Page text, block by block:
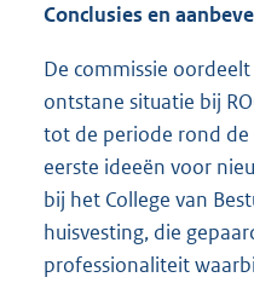
Conclusies en
De commissie
ontstane situatie bij
tot de periode rond de
eerste ideeën voor
bij het College van
huisvesting, die
professionaliteit